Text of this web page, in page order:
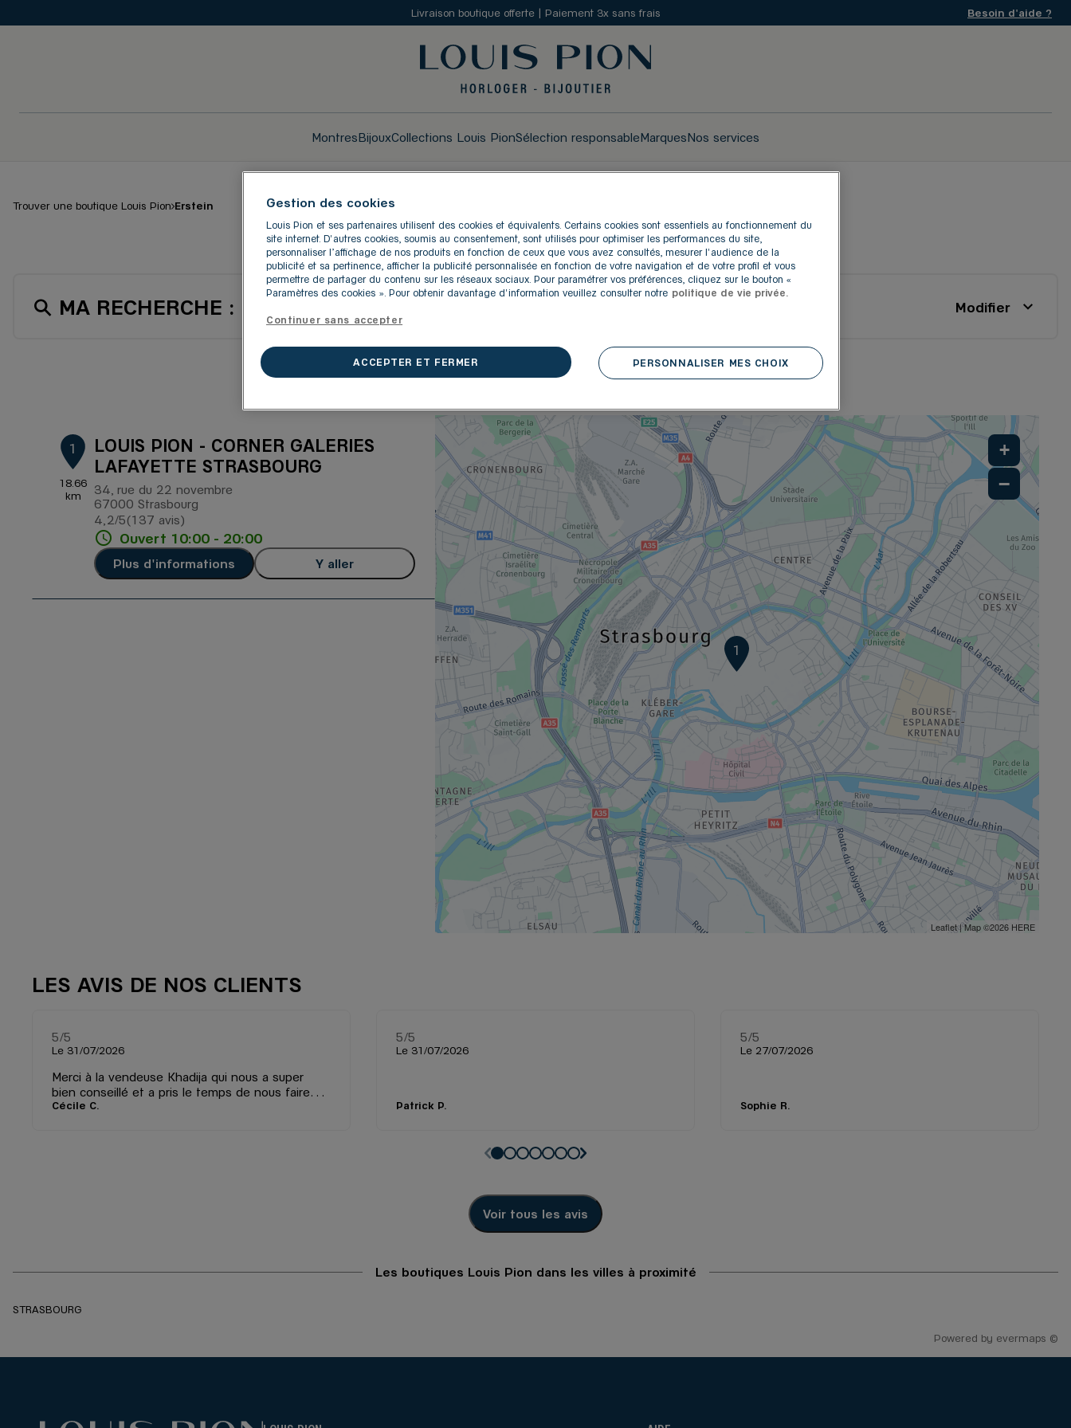
Livraison boutique offerte | Paiement 3x sans frais Besoin d'aide ?
MontresBijouxCollections Louis PionSélection responsableMarquesNos services
Trouver une boutique Louis Pion Erstein
LES BOUTIQUES LOUIS PION À ERSTEIN
MA RECHERCHE : Modifier
1 BOUTIQUE LOUIS PION À ERSTEIN
1
18.66
km
LOUIS PION - CORNER GALERIES
LAFAYETTE STRASBOURG
34, rue du 22 novembre
67000 Strasbourg
4,2/5 Note de 4.2 sur 5
(137 avis)
Ouvert 10:00 - 20:00
Plus d'informations Y aller
1
+
−
Leaflet| Map ©2026 HERE
LES AVIS DE NOS CLIENTS
5/5
Le 31/07/2026
Merci à la vendeuse Khadija qui nous a super
bien conseillé et a pris le temps de nous faire
essayer plusieurs modèles différents. Cela fait du
Cécile C.
5/5
Le 31/07/2026
Patrick P.
5/5
Le 27/07/2026
Sophie R.
Voir tous les avis
Les boutiques Louis Pion dans les villes à proximité
STRASBOURG
Powered by evermaps ©
Continuer sans accepter
Gestion des cookies
Louis Pion et ses partenaires utilisent des cookies et équivalents. Certains cookies sont essentiels au fonctionnement du
site internet. D'autres cookies, soumis au consentement, sont utilisés pour optimiser les performances du site,
personnaliser l’affichage de nos produits en fonction de ceux que vous avez consultés, mesurer l'audience de la
publicité et sa pertinence, afficher la publicité personnalisée en fonction de votre navigation et de votre profil et vous
permettre de partager du contenu sur les réseaux sociaux. Pour paramétrer vos préférences, cliquez sur le bouton «
Paramètres des cookies ». Pour obtenir davantage d'information veuillez consulter notre politique de vie privée.
PERSONNALISER MES CHOIX
ACCEPTER ET FERMER